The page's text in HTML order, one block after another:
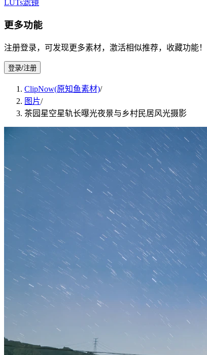
LUTs滤镜
更多功能
注册登录，可发现更多素材，激活相似推荐，收藏功能！
登录/注册
ClipNow(原知鱼素材)/
图片/
茶园星空星轨长曝光夜景与乡村民居风光摄影